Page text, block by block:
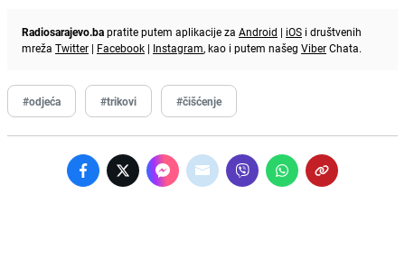
Radiosarajevo.bapratite putem aplikacije za Android | iOS i društvenih
mreža Twitter | Facebook | Instagram, kao i putem našeg ViberChata.
#odjeća #trikovi #čišćenje